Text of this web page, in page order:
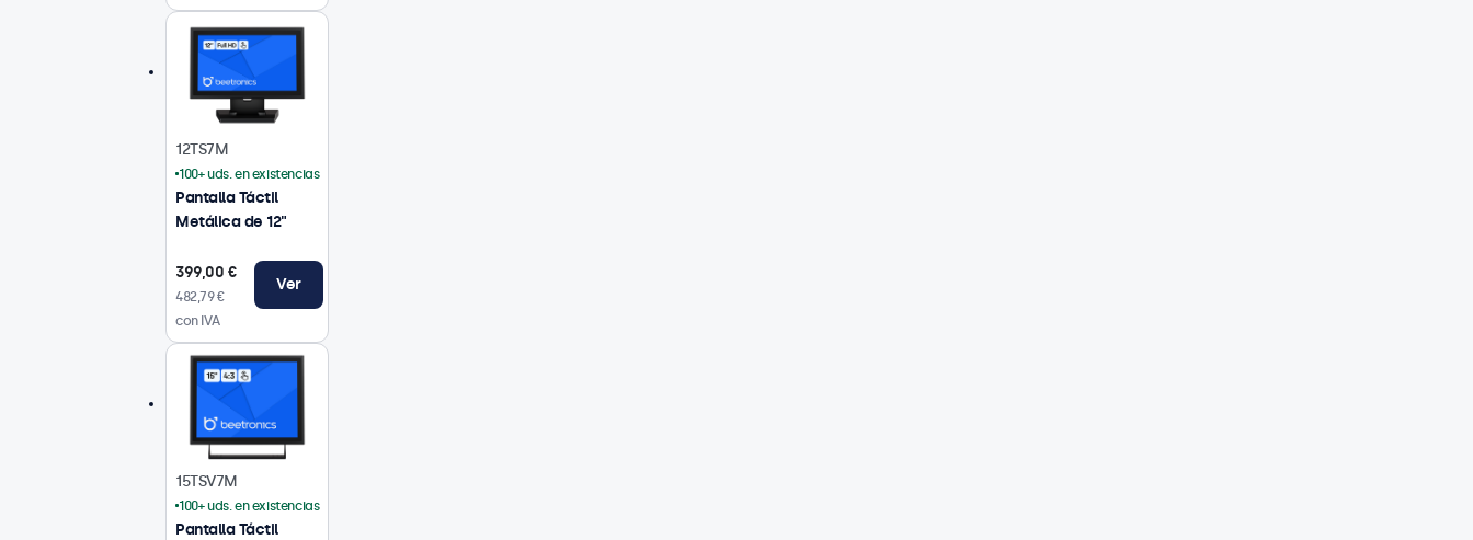
Pantalla Táctil
Metálica de 12"
12TS7M
100+ uds. en existencias
399,00 €
482,79 €
con IVA
Ver
Pantalla Táctil
15TSV7M
100+ uds. en existencias